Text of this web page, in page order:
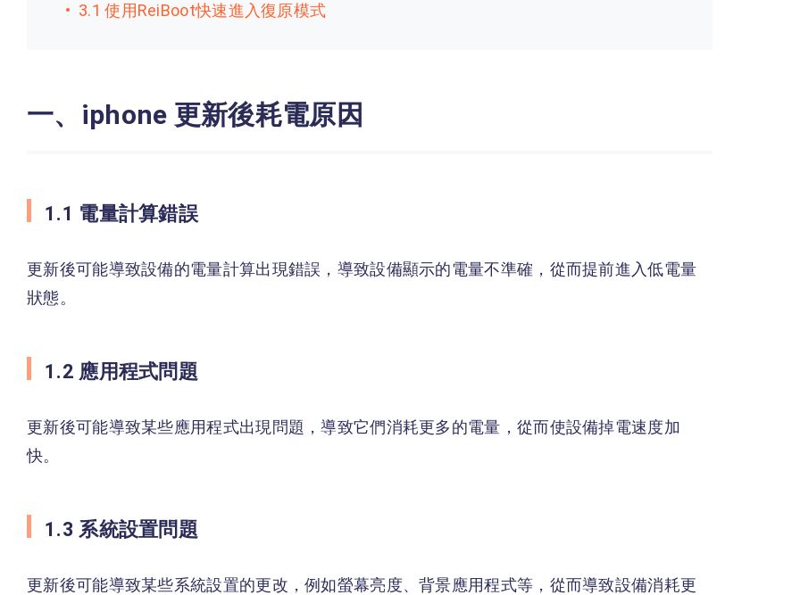
3.1 使用ReiBoot快速進入復原模式
一、iphone 更新後耗電原因
1.1 電量計算錯誤
更新後可能導致設備的電量計算出現錯誤，導致設備顯示的電量不準確，從而提前進入低電量
狀態。
1.2 應用程式問題
更新後可能導致某些應用程式出現問題，導致它們消耗更多的電量，從而使設備掉電速度加
快。
1.3 系統設置問題
更新後可能導致某些系統設置的更改，例如螢幕亮度、背景應用程式等，從而導致設備消耗更